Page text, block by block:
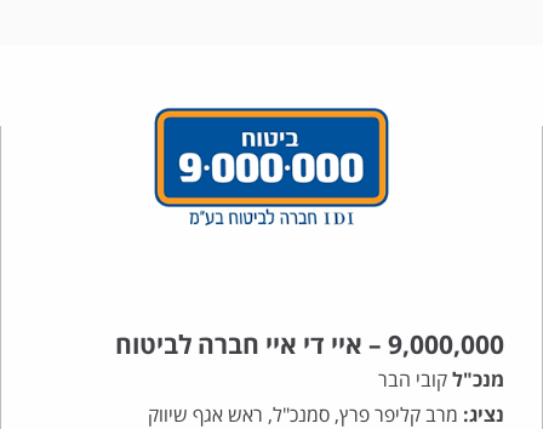
9,000,000 – איי די איי חברה לביטוח
מנכ"ל קובי הבר
נציג: מרב קליפר פרץ, סמנכ"ל, ראש אגף שיווק